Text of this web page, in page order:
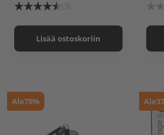
(3)
Lisää ostoskoriin
Ale78% Ale